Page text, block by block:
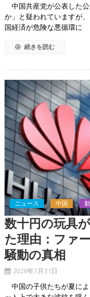
中国共産党が公表した
か」と疑われていますが
国経済が危険な悪循環に
続きを読む
ニュース 中国
数十円の玩具
た理由：ファ
騒動の真相
2026年7月31日
中国の子供たちが夏に